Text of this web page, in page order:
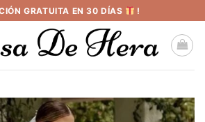
GRATUITA EN 30 DÍAS !